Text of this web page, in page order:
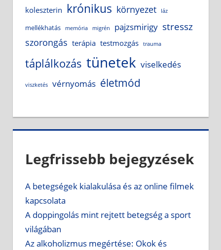
koleszterin krónikus környezet láz
mellékhatás memória migrén pajzsmirigy stressz
szorongás terápia testmozgás trauma
táplálkozás tünetek viselkedés
viszketés vérnyomás életmód
Legfrissebb bejegyzések
A betegségek kialakulása és az online filmek
kapcsolata
A doppingolás mint rejtett betegség a sport
világában
Az alkoholizmus megértése: Okok és